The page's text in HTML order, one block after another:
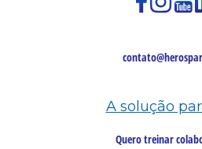
A solução
Quero treinar